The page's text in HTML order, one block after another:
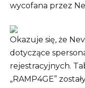
wycofana przez
Okazuje się, że
dotyczące
rejestracyjnych.
„RAMP4GE”